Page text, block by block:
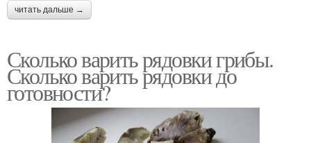
читать дальше →
Сколько варить рядовки грибы.
Сколько варить рядовки до
готовности?